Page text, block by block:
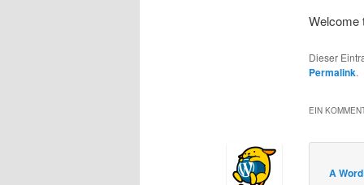
Welcome
Dieser
Permalink.
EIN
A